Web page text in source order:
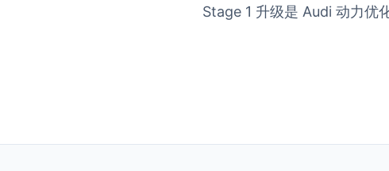
Stage 1 升级是 Audi 动力优